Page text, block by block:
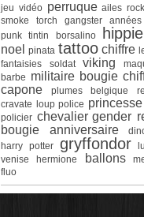
jeu vidéo perruque ailes rock
smoke torch
gangster
punk tintin borsalino hippie
noel pinata tattoo chiffre
fantaisies
soldat viking
barbe militaire bougie
capone
plumes belgique
cravate loup police princesse
policier chevalier gender
bougie anniversaire
harry potter gryffondor
venise
hermione ballons
fluo